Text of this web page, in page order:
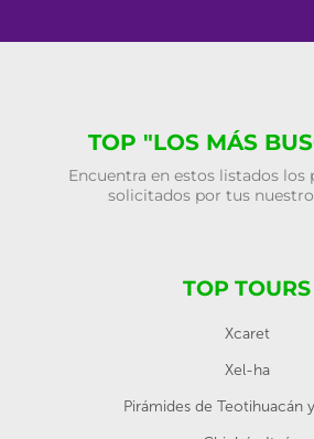
TOP "LOS MÁS
Encuentra en estos listados los
solicitados por tus
TOP TOURS
Xcaret
Xel-ha
Pirámides de Teotihuacán